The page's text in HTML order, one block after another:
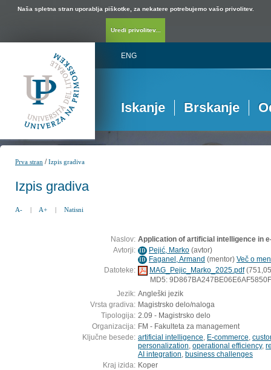
Naša spletna stran uporablja piškotke, za nekatere potrebujemo vašo privolitev.
Uredi privolitev...
ENG
Iskanje Brskanje
Prva stran /Izpis gradiva
Izpis gradiva
A- | A+ | Natisni
Naslov: Application of artificial intelligence in
Avtorji: ID Pejić, Marko (avtor)
ID Faganel, Armand (mentor) Več o
Datoteke:
MAG_Pejic_Marko_2025.pdf
MD5:
Jezik: Angleški jezik
Vrsta gradiva: Magistrsko delo/naloga
Tipologija: 2.09 - Magistrsko delo
Organizacija: FM - Fakulteta za management
Ključne besede: artificial intelligence E-commerce
personalization operational efficiency,
AI integration business challenges
Kraj izida: Koper